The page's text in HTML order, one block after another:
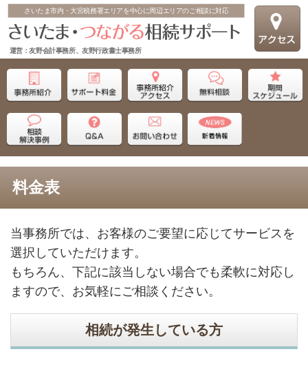
さいたま市内・大宮税務署エリアを中心に周辺エリアのご相談に対応
運営：友野会計事務所、友野行政書士事務所
料金表
当事務所では、お客様のご要望に応じてサービスを
選択していただけます。
もちろん、下記に該当しない場合でも柔軟に対応し
ますので、お気軽にご相談ください。
相続が発生している方